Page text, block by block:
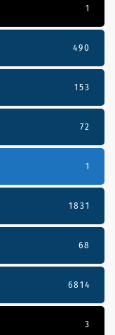
1
490
153
72
1
1831
68
6814
3